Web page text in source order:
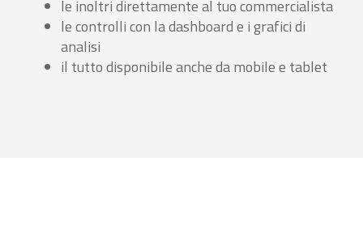
le inoltri direttamente al tuo commercialista
le controlli con la dashboard e i grafici di
analisi
il tutto disponibile anche da mobile e tablet